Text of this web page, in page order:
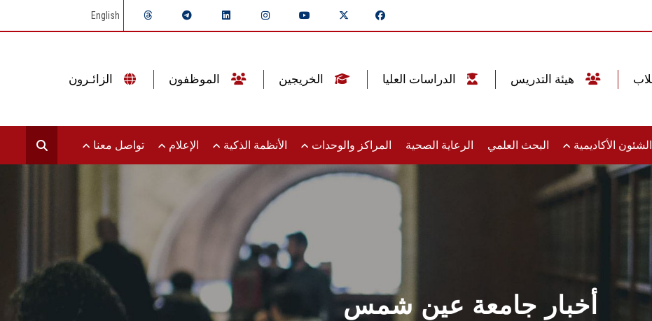
English
الشئون الأكاديمية البحث العلمي الرعاية الصحية المراكز والوحدات الأنظمة الذكية الإعلام تواصل معنا
أخبار جامعة عين شمس